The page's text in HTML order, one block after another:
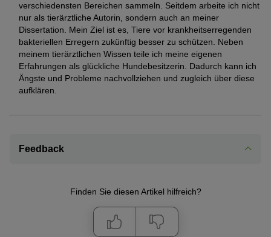
verschiedensten Bereichen sammeln. Seitdem arbeite ich nicht
nur als tierärztliche Autorin, sondern auch an meiner
Dissertation. Mein Ziel ist es, Tiere vor krankheitserregenden
bakteriellen Erregern zukünftig besser zu schützen. Neben
meinem tierärztlichen Wissen teile ich meine eigenen
Erfahrungen als glückliche Hundebesitzerin. Dadurch kann ich
Ängste und Probleme nachvollziehen und zugleich über diese
aufklären.
Feedback
Finden Sie diesen Artikel hilfreich?